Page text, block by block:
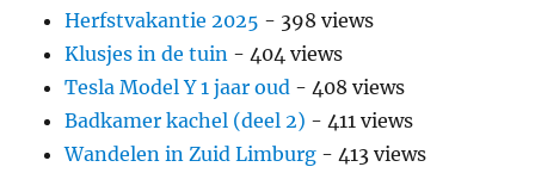
Herfstvakantie 2025 - 398 views
Klusjes in de tuin - 404 views
Tesla Model Y 1 jaar oud - 408 views
Badkamer kachel (deel 2) - 411 views
Wandelen in Zuid Limburg - 413 views